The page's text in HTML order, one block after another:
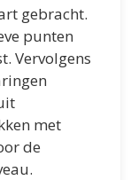
gebracht.
punten
Vervolgens
met
de